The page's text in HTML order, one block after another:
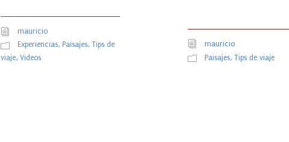
mauricio
Experiencias, Paisajes, Tips de
viaje, Videos
mauricio
Paisajes, Tips de viaje